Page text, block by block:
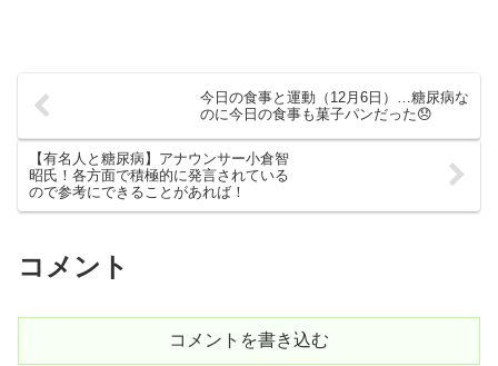
今日の食事と運動（12月6日）…糖尿病な
のに今日の食事も菓子パンだった😞
【有名人と糖尿病】アナウンサー小倉智
昭氏！各方面で積極的に発言されている
ので参考にできることがあれば！
コメント
コメントを書き込む